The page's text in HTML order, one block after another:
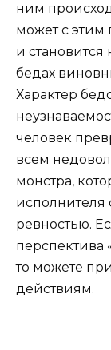
ним
может с этим
и становится
бедах
Характер
человек
всем
монстра,
ревностью.
перспектива
то можете
действиям.